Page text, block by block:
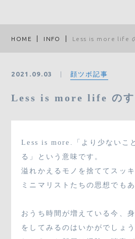
HOME INFO Less is more life
2021.09.03 顔ツボ記事
Less is more life のす
Less is more.「より少ないこ
る」という意味です。
溢れかえるモノを捨ててスッ
ミニマリストたちの思想でもあ
おうち時間が増えている今、
をしてみるのはいかがでしょ
03-3796-
SHOP